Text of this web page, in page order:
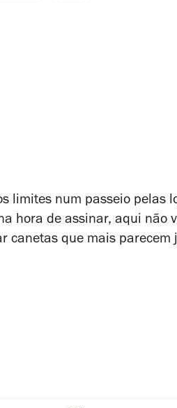
limites num passeio pelas
hora de assinar, aqui não
canetas que mais parecem